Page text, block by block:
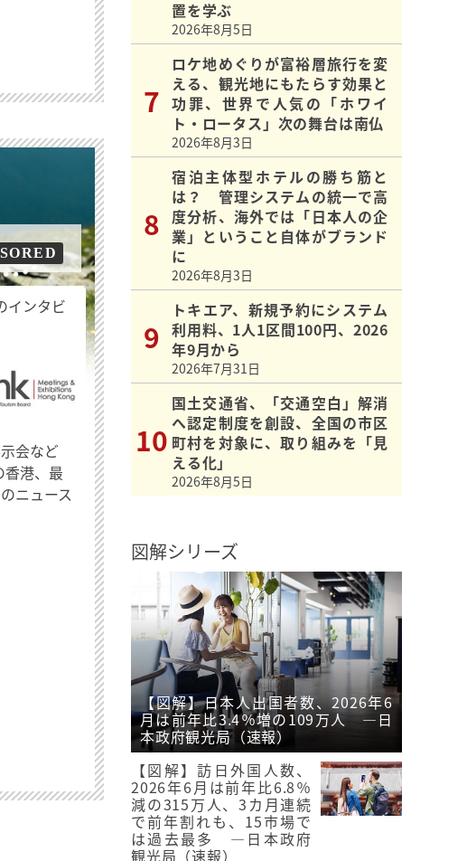
インタビ
会など
香港、最
ニュース
置を学ぶ
2026年8月5日
ロケ地めぐりが富裕層旅行を変
える、観光地にもたらす効果と
功罪、世界で人気の「ホワイ
ト・ロータス」次の舞台は南仏
2026年8月3日
宿泊主体型ホテルの勝ち筋と
は？ 管理システムの統一で高
度分析、海外では「日本人の企
業」ということ自体がブランド
に
2026年8月3日
トキエア、新規予約にシステム
利用料、1人1区間100円、2026
年9月から
2026年7月31日
国土交通省、「交通空白」解消
へ認定制度を創設、全国の市区
町村を対象に、取り組みを「見
える化」
2026年8月5日
図解シリーズ
【図解】日本人出国者数、2026年6
月は前年比3.4％増の109万人 ―日
本政府観光局（速報）
【図解】訪日外国人数、
2026年6月は前年比6.8％
減の315万人、3カ月連続
で前年割れも、15市場で
は過去最多 ―日本政府
観光局（速報）